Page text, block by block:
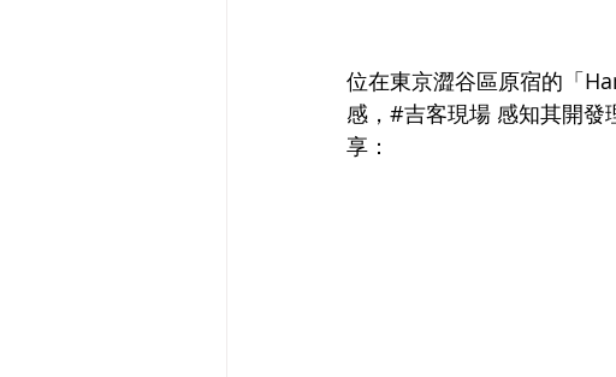
位在東京澀谷區原宿的「
感，#吉客現場 感知其開發
享：